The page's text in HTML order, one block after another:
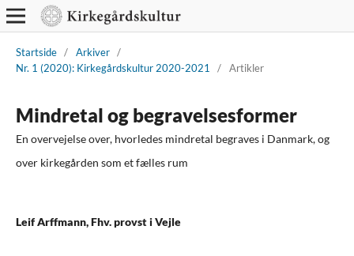
Startside / Arkiver /
Nr. 1 (2020): Kirkegårdskultur 2020-2021
/ Artikler
Mindretal og begravelsesformer
En overvejelse over, hvorledes mindretal begraves i Danmark, og
over kirkegården som et fælles rum
Leif Arffmann, Fhv. provst i Vejle